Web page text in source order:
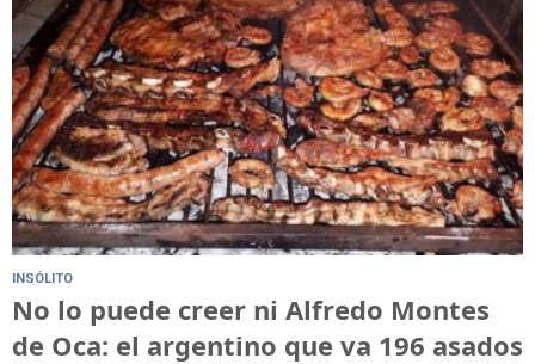
INSÓLITO
No lo puede creer ni Alfredo Montes
de Oca: el argentino que va 196 asados